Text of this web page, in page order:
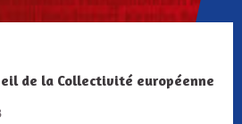
de la Collectivité européenne